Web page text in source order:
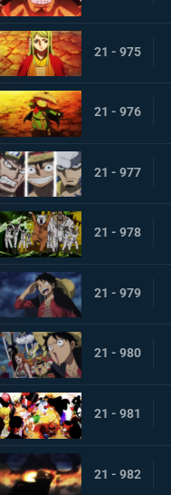
21 - 975
21 - 976
21 - 977
21 - 978
21 - 979
21 - 980
21 - 981
21 - 982